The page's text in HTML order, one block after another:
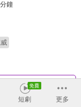
鐘
短劇 更多